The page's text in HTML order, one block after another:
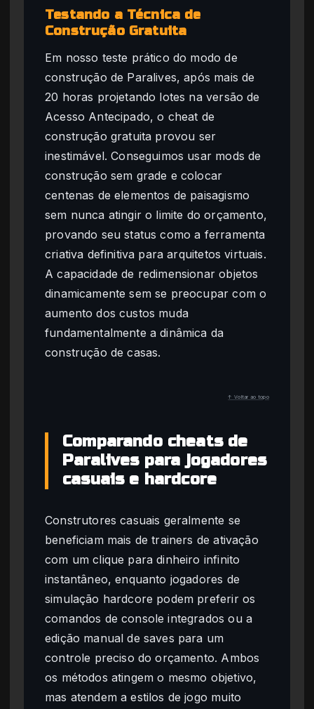
Testando a Técnica de
Construção Gratuita
Em nosso teste prático do modo de
construção de Paralives, após mais de
20 horas projetando lotes na versão de
Acesso Antecipado, o cheat de
construção gratuita provou ser
inestimável. Conseguimos usar mods de
construção sem grade e colocar
centenas de elementos de paisagismo
sem nunca atingir o limite do orçamento,
provando seu status como a ferramenta
criativa definitiva para arquitetos virtuais.
A capacidade de redimensionar objetos
dinamicamente sem se preocupar com o
aumento dos custos muda
fundamentalmente a dinâmica da
construção de casas.
↑ Voltar ao topo
Comparando cheats de
Paralives para jogadores
casuais e hardcore
Construtores casuais geralmente se
beneficiam mais de trainers de ativação
com um clique para dinheiro infinito
instantâneo, enquanto jogadores de
simulação hardcore podem preferir os
comandos de console integrados ou a
edição manual de saves para um
controle preciso do orçamento. Ambos
os métodos atingem o mesmo objetivo,
mas atendem a estilos de jogo muito